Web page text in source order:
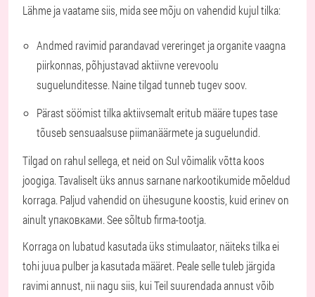
Lähme ja vaatame siis, mida see mõju on vahendid kujul tilka:
Andmed ravimid parandavad vereringet ja organite vaagna
piirkonnas, põhjustavad aktiivne verevoolu
suguelunditesse. Naine tilgad tunneb tugev soov.
Pärast söömist tilka aktiivsemalt eritub määre tupes tase
tõuseb sensuaalsuse piimanäärmete ja suguelundid.
Tilgad on rahul sellega, et neid on Sul võimalik võtta koos
joogiga. Tavaliselt üks annus sarnane narkootikumide mõeldud
korraga. Paljud vahendid on ühesugune koostis, kuid erinev on
ainult упаковками. See sõltub firma-tootja.
Korraga on lubatud kasutada üks stimulaator, näiteks tilka ei
tohi juua pulber ja kasutada määret. Peale selle tuleb järgida
ravimi annust, nii nagu siis, kui Teil suurendada annust võib